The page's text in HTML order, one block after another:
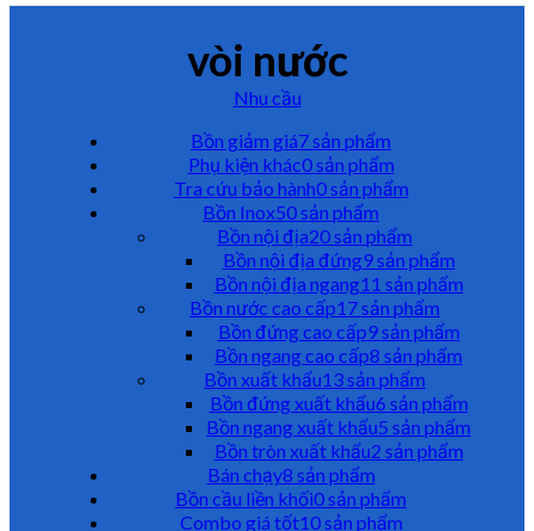
vòi nước
Nhu cầu
Bồn giảm giá7 sản phẩm
Phụ kiện khác0 sản phẩm
Tra cứu bảo hành0 sản phẩm
Bồn Inox50 sản phẩm
Bồn nội địa20 sản phẩm
Bồn nội địa đứng9 sản phẩm
Bồn nội địa ngang11 sản phẩm
Bồn nước cao cấp17 sản phẩm
Bồn đứng cao cấp9 sản phẩm
Bồn ngang cao cấp8 sản phẩm
Bồn xuất khẩu13 sản phẩm
Bồn đứng xuất khẩu6 sản phẩm
Bồn ngang xuất khẩu5 sản phẩm
Bồn tròn xuất khẩu2 sản phẩm
Bán chạy8 sản phẩm
Bồn cầu liền khối0 sản phẩm
Combo giá tốt10 sản phẩm